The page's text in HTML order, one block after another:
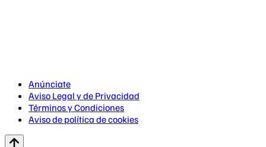
Anúnciate
Aviso Legal y de Privacidad
Términos y Condiciones
Aviso de política de cookies